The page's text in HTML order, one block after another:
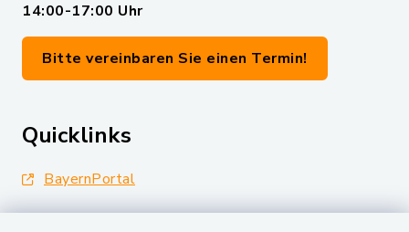
14:00-17:00 Uhr
Bitte vereinbaren Sie einen Termin!
Quicklinks
BayernPortal
Landkreis Schwandorf